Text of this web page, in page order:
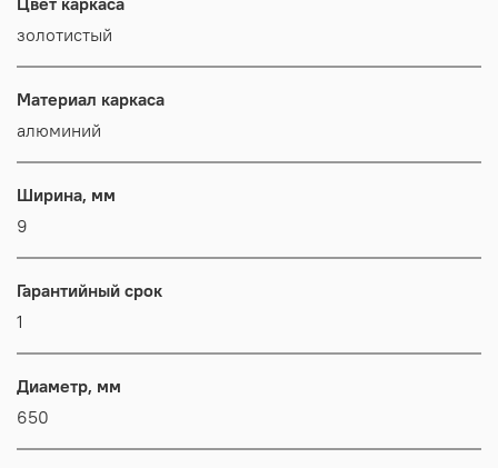
золотистый
Материал каркаса
алюминий
Ширина, мм
9
Гарантийный срок
1
Диаметр, мм
650